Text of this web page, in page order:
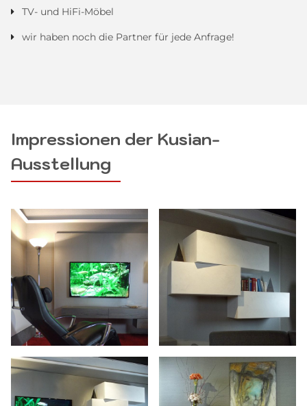
TV- und HiFi-Möbel
wir haben noch die Partner für jede Anfrage!
Impressionen der Kusian-
Ausstellung